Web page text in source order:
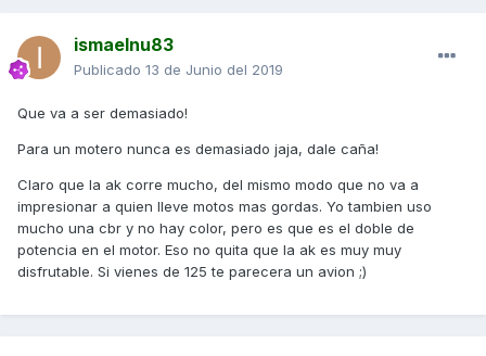
ismaelnu83
Publicado 13 de Junio del 2019
Que va a ser demasiado!
Para un motero nunca es demasiado jaja, dale caña!
Claro que la ak corre mucho, del mismo modo que no va a
impresionar a quien lleve motos mas gordas. Yo tambien uso
mucho una cbr y no hay color, pero es que es el doble de
potencia en el motor. Eso no quita que la ak es muy muy
disfrutable. Si vienes de 125 te parecera un avion ;)